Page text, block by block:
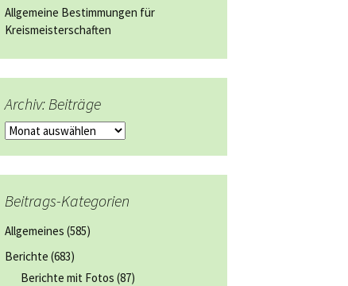
Allgemeine Bestimmungen für
Kreismeisterschaften
Archiv: Beiträge
Archiv:
Beitrags-Kategorien
Allgemeines (585)
Berichte (683)
Berichte mit Fotos (87)